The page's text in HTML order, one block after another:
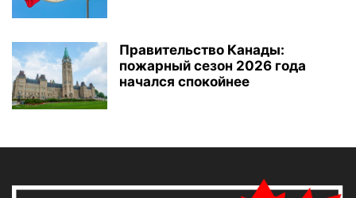
Правительство Канады:
пожарный сезон 2026 года
начался спокойнее